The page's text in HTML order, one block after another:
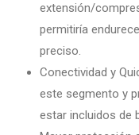
extensión/
permitiría
preciso.
Conectividad y
este segmento y
estar incluidos de